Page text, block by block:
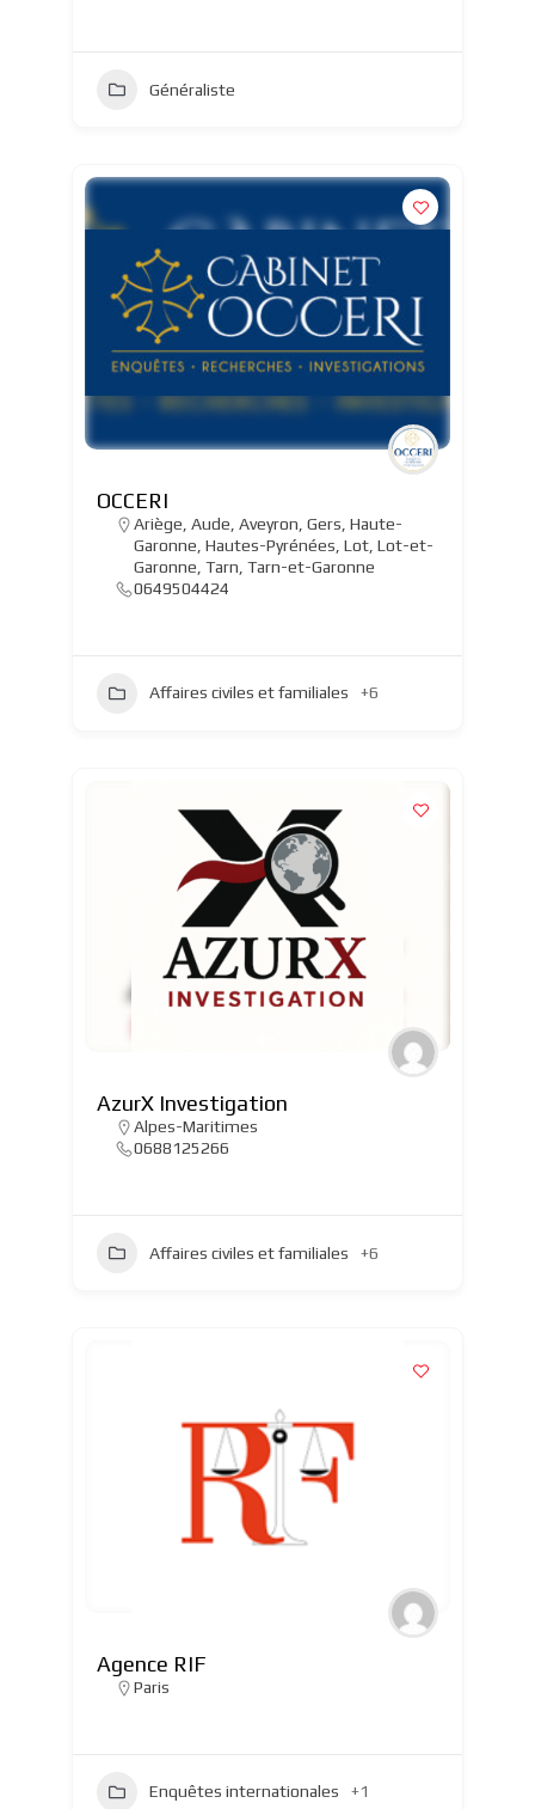
Généraliste
OCCERI
Ariège Aude Aveyron Gers Haute-
Garonne Hautes-Pyrénées Lot, Lot-et-
Garonne Tarn Tarn-et-Garonne
0649504424
Affaires civiles et familiales +6
AzurX Investigation
Alpes-Maritimes
0688125266
Affaires civiles et familiales +6
Agence RIF
Paris
Enquêtes internationales +1